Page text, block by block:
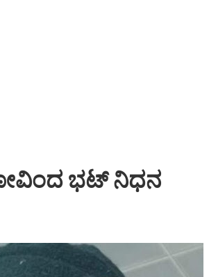
ಗೋವಿಂದ ಭಟ್ ನಿಧನ